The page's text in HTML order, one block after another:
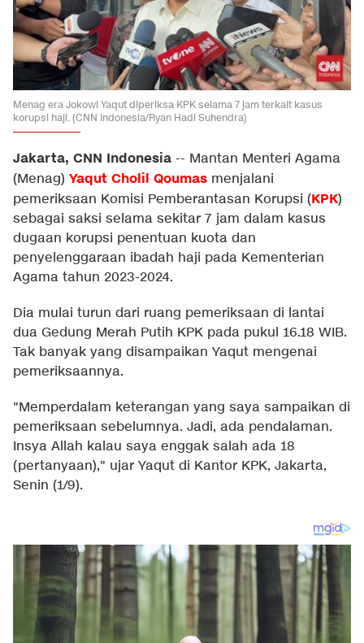
Menag era Jokowi Yaqut diperiksa KPK selama 7 jam terkait kasus
korupsi haji. (CNN Indonesia/Ryan Hadi Suhendra)
Jakarta, CNN Indonesia -- Mantan Menteri Agama
(Menag) Yaqut Cholil Qoumas menjalani
pemeriksaan Komisi Pemberantasan Korupsi (KPK)
sebagai saksi selama sekitar 7 jam dalam kasus
dugaan korupsi penentuan kuota dan
penyelenggaraan ibadah haji pada Kementerian
Agama tahun 2023-2024.
Dia mulai turun dari ruang pemeriksaan di lantai
dua Gedung Merah Putih KPK pada pukul 16.18 WIB.
Tak banyak yang disampaikan Yaqut mengenai
pemeriksaannya.
"Memperdalam keterangan yang saya sampaikan di
pemeriksaan sebelumnya. Jadi, ada pendalaman.
Insya Allah kalau saya enggak salah ada 18
(pertanyaan)," ujar Yaqut di Kantor KPK, Jakarta,
Senin (1/9).